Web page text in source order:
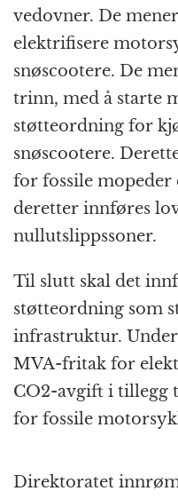
vedovner. De
elektrifisere
snøscootere. De
trinn, med å starte
støtteordning for
snøscootere.
for fossile
deretter innføres
nullutslippssoner.
Til slutt skal det
støtteordning som
infrastruktur.
MVA-fritak for
CO2-avgift i tillegg
for fossile
Direktoratet